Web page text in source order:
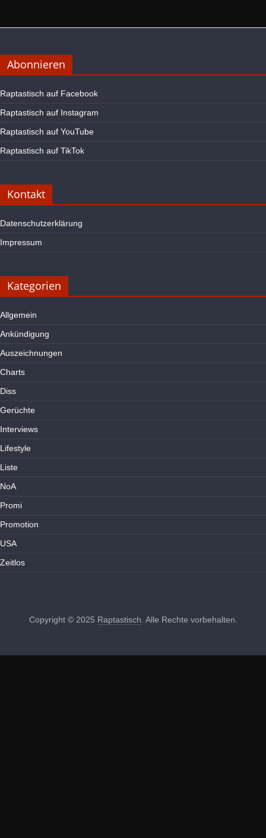
Abonnieren
Raptastisch auf Facebook
Raptastisch auf Instagram
Raptastisch auf YouTube
Raptastisch auf TikTok
Kontakt
Datenschutzerklärung
Impressum
Kategorien
Allgemein
Ankündigung
Auszeichnungen
Charts
Diss
Gerüchte
Interviews
Lifestyle
Liste
NoA
Promi
Promotion
USA
Zeitlos
Copyright © 2025 Raptastisch . Alle Rechte vorbehalten.